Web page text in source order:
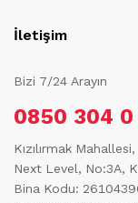
İletişim
Bizi 7/24 Arayın
0850 304
Kızılırmak
Next Level, No:3A,
Bina Kodu: